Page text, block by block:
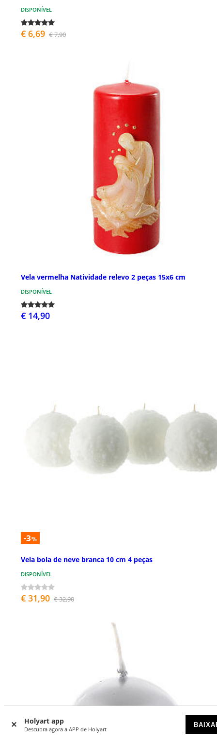
Holyart app
Descubra agora a APP de Holyart
DISPONÍVEL
€ 6,69 € 7,90
Vela vermelha Natividade relevo 2 peças 15x6 cm
DISPONÍVEL
€ 14,90
-3%
Vela bola de neve branca 10 cm 4 peças
DISPONÍVEL
€ 31,90 € 32,90